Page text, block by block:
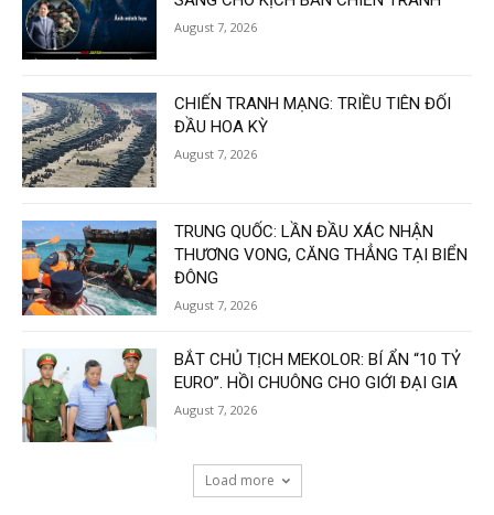
August 7, 2026
CHIẾN TRANH MẠNG: TRIỀU TIÊN ĐỐI
ĐẦU HOA KỲ
August 7, 2026
TRUNG QUỐC: LẦN ĐẦU XÁC NHẬN
THƯƠNG VONG, CĂNG THẲNG TẠI BIỂN
ĐÔNG
August 7, 2026
BẮT CHỦ TỊCH MEKOLOR: BÍ ẨN “10 TỶ
EURO”. HỒI CHUÔNG CHO GIỚI ĐẠI GIA
August 7, 2026
Load more